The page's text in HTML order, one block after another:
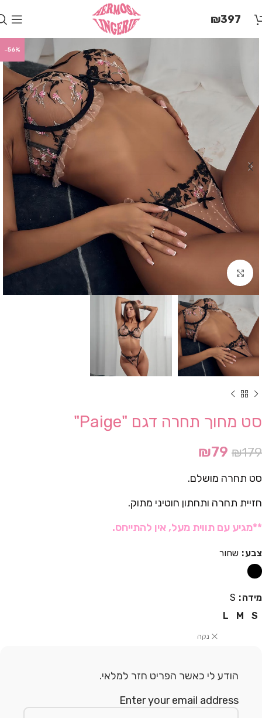
זֶה
אָתָרִים".
הַמְּסַיַּעַת
לִנְגִישׁוּת
הָאֲתָר.
לִפְתִיחַת
תַּפְרִיט
הֵנְּגִישׁוּת
₪397
-56%
Click to enlarge
סט מחוך תחרה דגם "Paige"
₪179
₪79
סט תחרה מושלם.
חזיית תחרה ותחתון חוטיני מתוק.
**מגיע עם תווית מעל, אין להתייחס.
צבע שחור
מידה
S
S
M
L
נקה
הודע לי כאשר הפריט חזר למלאי.
Enter your email address